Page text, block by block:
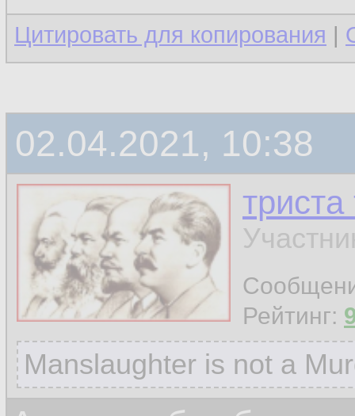
Цитировать для копирования |
02.04.2021, 10:38
Рейтинг:
Manslaughter is not a